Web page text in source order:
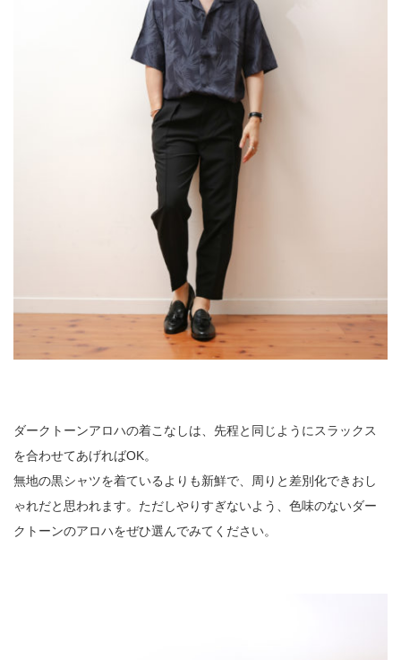
ダークトーンアロハの着こなしは、先程と同じようにスラックス
を合わせてあげればOK。
無地の黒シャツを着ているよりも新鮮で、周りと差別化できおし
ゃれだと思われます。ただしやりすぎないよう、色味のないダー
クトーンのアロハをぜひ選んでみてください。